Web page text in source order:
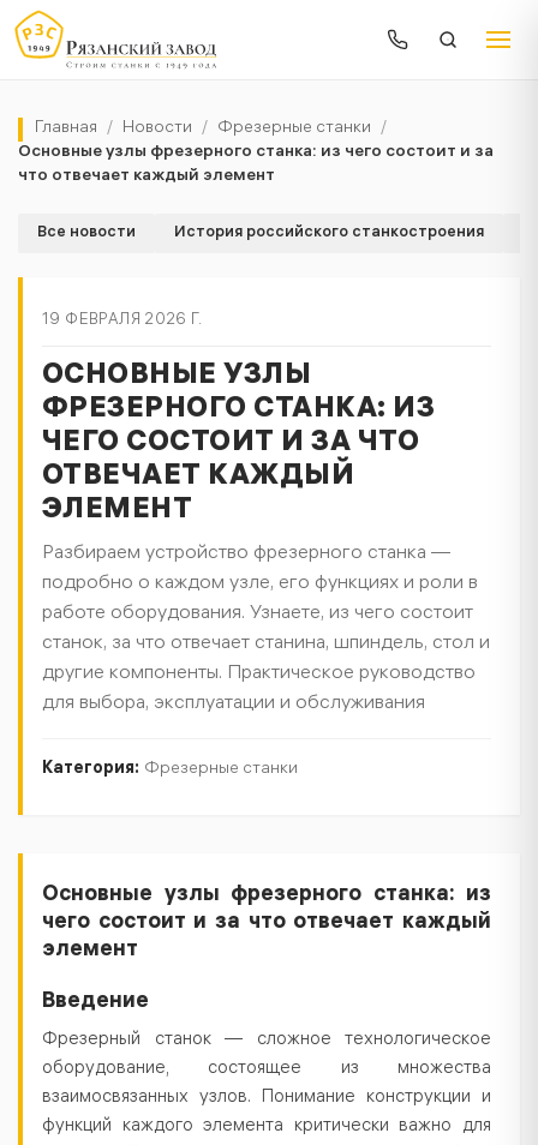
Главная / Новости / Фрезерные станки /
Основные узлы фрезерного станка: из чего состоит и за
что отвечает каждый элемент
Все новости История российского станкостроения
19 ФЕВРАЛЯ 2026 Г.
ОСНОВНЫЕ УЗЛЫ
ФРЕЗЕРНОГО СТАНКА: ИЗ
ЧЕГО СОСТОИТ И ЗА ЧТО
ОТВЕЧАЕТ КАЖДЫЙ
ЭЛЕМЕНТ
Разбираем устройство фрезерного станка —
подробно о каждом узле, его функциях и роли в
работе оборудования. Узнаете, из чего состоит
станок, за что отвечает станина, шпиндель, стол и
другие компоненты. Практическое руководство
для выбора, эксплуатации и обслуживания
Категория: Фрезерные станки
Текст
статьи
Основные узлы фрезерного станка: из
чего состоит и за что отвечает каждый
элемент
Введение
Фрезерный станок — сложное технологическое
оборудование, состоящее из множества
взаимосвязанных узлов. Понимание конструкции и
функций каждого элемента критически важно для